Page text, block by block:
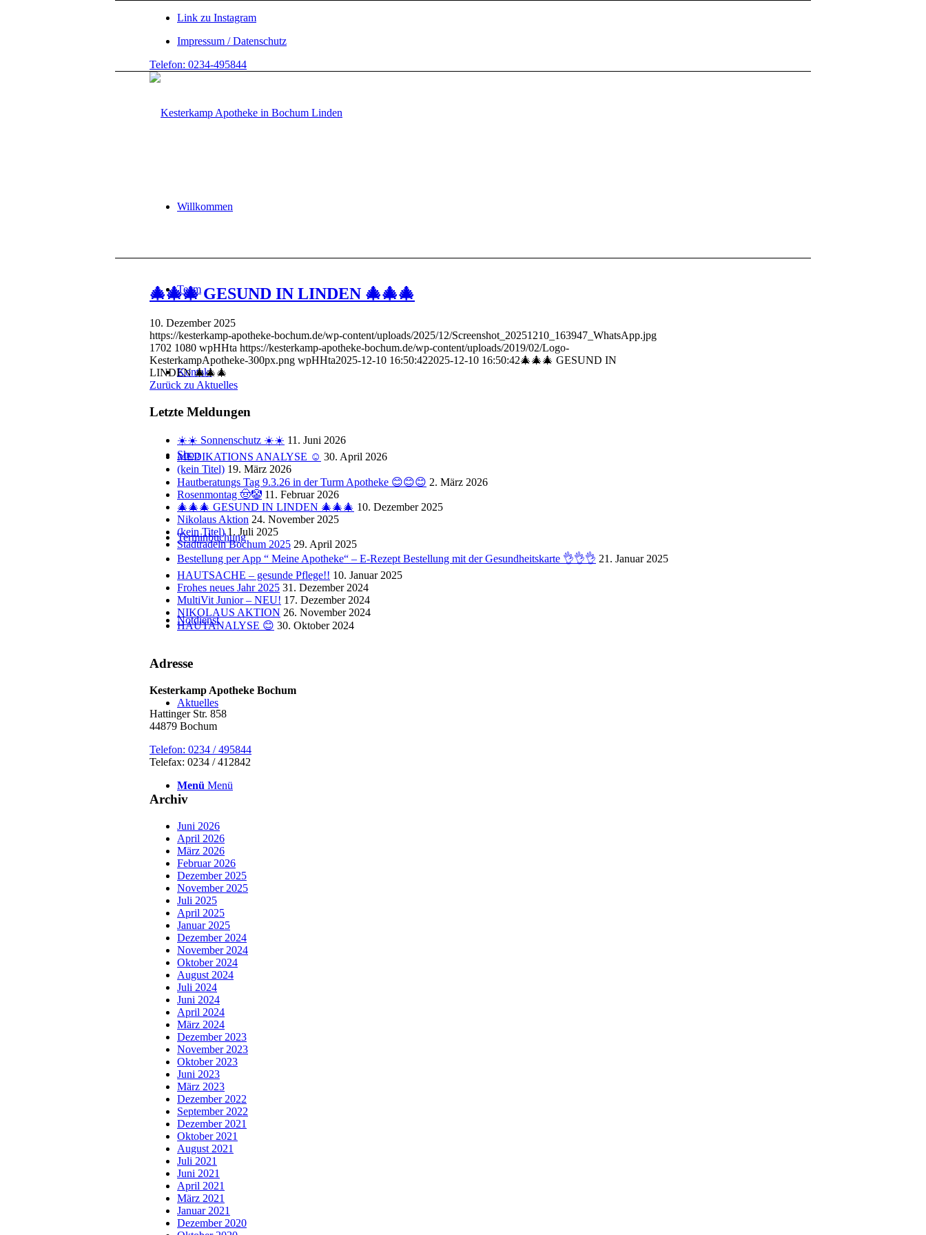
Link zu Instagram
Impressum / Datenschutz
Telefon: 0234-495844
Willkommen
Team
Kontakt
Shop
Terminbuchung
Notdienst
Aktuelles
Menü Menü
🎄🎄🎄 GESUND IN LINDEN 🎄🎄🎄
10. Dezember 2025
https://kesterkamp-apotheke-bochum.de/wp-content/uploads/2025/12/Screenshot_20251210_163947_WhatsApp.jpg
1702 1080 wpHHta https://kesterkamp-apotheke-bochum.de/wp-content/uploads/2019/02/Logo-
KesterkampApotheke-300px.png wpHHta2025-12-10 16:50:422025-12-10 16:50:42🎄🎄🎄 GESUND IN
LINDEN 🎄🎄🎄
Zurück zu Aktuelles
Letzte Meldungen
☀️☀️ Sonnenschutz ☀️☀️ 11. Juni 2026
MEDIKATIONS ANALYSE ☺️ 30. April 2026
(kein Titel) 19. März 2026
Hautberatungs Tag 9.3.26 in der Turm Apotheke 😊😊😊 2. März 2026
Rosenmontag 🤠🤡 11. Februar 2026
🎄🎄🎄 GESUND IN LINDEN 🎄🎄🎄 10. Dezember 2025
Nikolaus Aktion 24. November 2025
(kein Titel) 1. Juli 2025
Stadtradeln Bochum 2025 29. April 2025
Bestellung per App “ Meine Apotheke“ – E-Rezept Bestellung mit der Gesundheitskarte 👌👌👌 21. Januar 2025
HAUTSACHE – gesunde Pflege!! 10. Januar 2025
Frohes neues Jahr 2025 31. Dezember 2024
MultiVit Junior – NEU! 17. Dezember 2024
NIKOLAUS AKTION 26. November 2024
HAUTANALYSE 😊 30. Oktober 2024
Adresse
Kesterkamp Apotheke Bochum
Hattinger Str. 858
44879 Bochum
Telefon: 0234 / 495844
Telefax: 0234 / 412842
Archiv
Juni 2026
April 2026
März 2026
Februar 2026
Dezember 2025
November 2025
Juli 2025
April 2025
Januar 2025
Dezember 2024
November 2024
Oktober 2024
August 2024
Juli 2024
Juni 2024
April 2024
März 2024
Dezember 2023
November 2023
Oktober 2023
Juni 2023
März 2023
Dezember 2022
September 2022
Dezember 2021
Oktober 2021
August 2021
Juli 2021
Juni 2021
April 2021
März 2021
Januar 2021
Dezember 2020